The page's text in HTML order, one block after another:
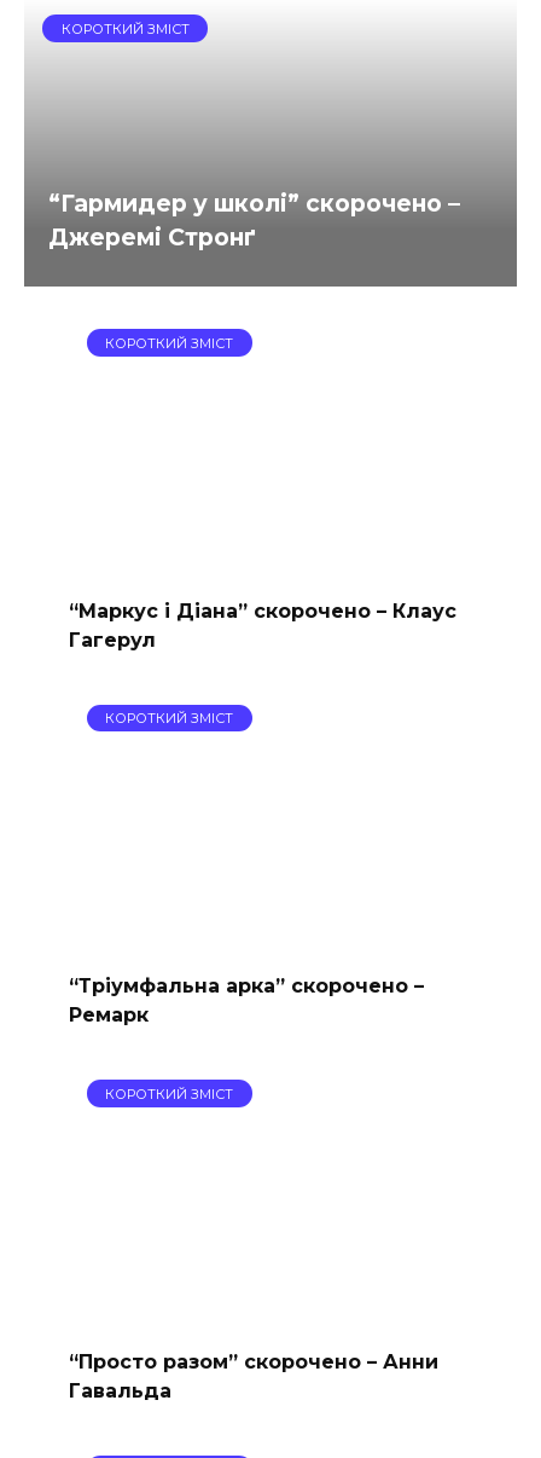
КОРОТКИЙ ЗМІСТ
“Гармидер у школі” скорочено –
Джеремі Стронґ
КОРОТКИЙ ЗМІСТ
“Маркус і Діана” скорочено – Клаус
Гагерул
КОРОТКИЙ ЗМІСТ
“Тріумфальна арка” скорочено –
Ремарк
КОРОТКИЙ ЗМІСТ
“Просто разом” скорочено – Анни
Гавальда